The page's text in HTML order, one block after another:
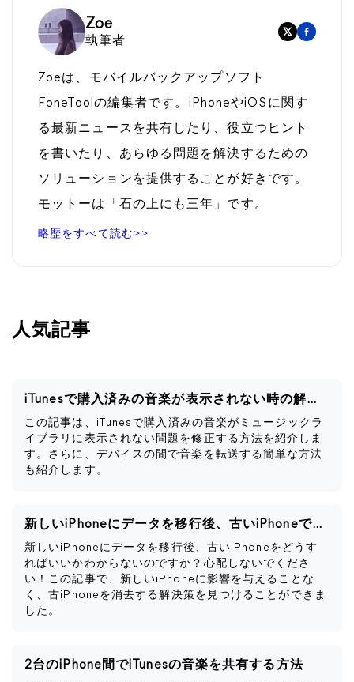
Zoe
執筆者
Zoeは、モバイルバックアップソフト
FoneToolの編集者です。iPhoneやiOSに関す
る最新ニュースを共有したり、役立つヒント
を書いたり、あらゆる問題を解決するための
ソリューションを提供することが好きです。
モットーは「石の上にも三年」です。
略歴をすべて読む>>
人気記事
iTunesで購入済みの音楽が表示されない時の解決策
この記事は、iTunesで購入済みの音楽がミュージックラ
イブラリに表示されない問題を修正する方法を紹介しま
す。さらに、デバイスの間で音楽を転送する簡単な方法
も紹介します。
新しいiPhoneにデータを移行後、古いiPhoneですべきこと
新しいiPhoneにデータを移行後、古いiPhoneをどうす
ればいいかわからないのですか？心配しないでくださ
い！この記事で、新しいiPhoneに影響を与えることな
く、古iPhoneを消去する解決策を見つけることができま
した。
2台のiPhone間でiTunesの音楽を共有する方法